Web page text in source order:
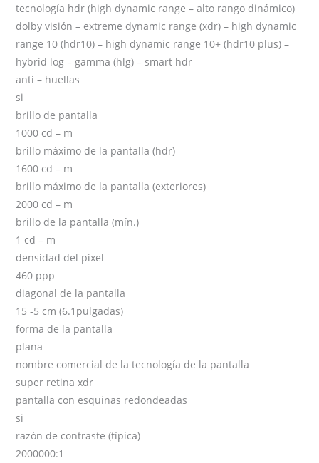
tecnología hdr (high dynamic range – alto rango dinámico)
dolby visión – extreme dynamic range (xdr) – high dynamic
range 10 (hdr10) – high dynamic range 10+ (hdr10 plus) –
hybrid log – gamma (hlg) – smart hdr
anti – huellas
si
brillo de pantalla
1000 cd – m
brillo máximo de la pantalla (hdr)
1600 cd – m
brillo máximo de la pantalla (exteriores)
2000 cd – m
brillo de la pantalla (mín.)
1 cd – m
densidad del pixel
460 ppp
diagonal de la pantalla
15 -5 cm (6.1pulgadas)
forma de la pantalla
plana
nombre comercial de la tecnología de la pantalla
super retina xdr
pantalla con esquinas redondeadas
si
razón de contraste (típica)
2000000:1